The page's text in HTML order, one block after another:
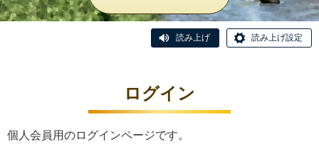
読み上げ 読み上げ設定
ログイン
個人会員用のログインページです。